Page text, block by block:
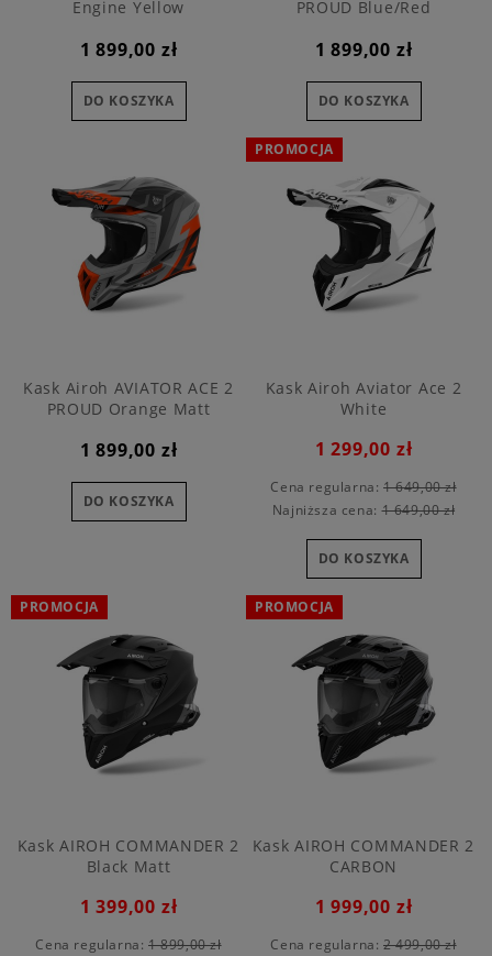
Engine Yellow
1 899,00 zł
DO KOSZYKA
PROUD Blue/Red
1 899,00 zł
DO KOSZYKA
Kask Airoh AVIATOR ACE 2
PROUD Orange Matt
1 899,00 zł
DO KOSZYKA
Kask Airoh Aviator Ace 2
White
1 299,00 zł
Cena regularna: 1 649,00 zł
Najniższa cena:1 649,00 zł
DO KOSZYKA
PROMOCJA
Kask AIROH COMMANDER 2
Black Matt
1 399,00 zł
Cena regularna: 1 899,00 zł
PROMOCJA
Kask AIROH COMMANDER 2
CARBON
1 999,00 zł
Cena regularna: 2 499,00 zł
PROMOCJA